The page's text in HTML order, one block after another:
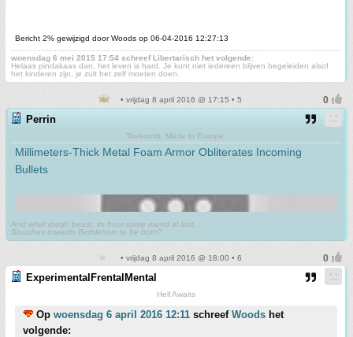
Bericht 2% gewijzigd door Woods op 06-04-2016 12:27:13
woensdag 6 mei 2015 17:54 schreef Libertarisch het volgende:
Helaas pindakaas dan, het leven is hard. Je kunt niet iedereen blijven begeleiden alsof
het kinderen zijn, je zult het zelf moeten doen.
• vrijdag 8 april 2016 @ 17:15 • 5
Perrin
Toekomst. Made in Europe.
Millimeters-Thick Metal Foam Armor Obliterates Incoming
Bullets
And what rough beast, its hour come round at last,
Slouches towards Bethlehem to be born?
• vrijdag 8 april 2016 @ 18:00 • 6
ExperimentalFrentalMental
Hell Awaits
Op woensdag 6 april 2016 12:11 schreef Woods het
volgende: